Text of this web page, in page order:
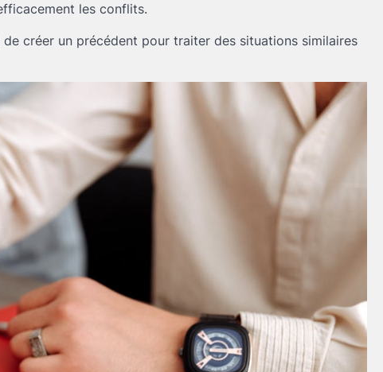
les conflits.
créer un précédent pour traiter des situations similaires